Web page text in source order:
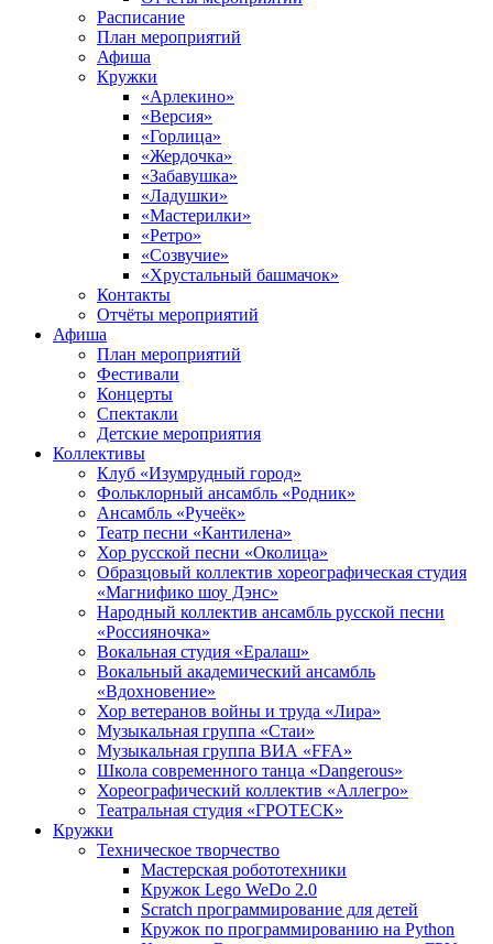
Расписание
План мероприятий
Афиша
Кружки
«Арлекино»
«Версия»
«Горлица»
«Жердочка»
«Забавушка»
«Ладушки»
«Мастерилки»
«Ретро»
«Созвучие»
«Хрустальный башмачок»
Контакты
Отчёты мероприятий
Афиша
План мероприятий
Фестивали
Концерты
Спектакли
Детские мероприятия
Коллективы
Клуб «Изумрудный город»
Фольклорный ансамбль «Родник»
Ансамбль «Ручеёк»
Театр песни «Кантилена»
Хор русской песни «Околица»
Образцовый коллектив хореографическая студия
«Магнифико шоу Дэнс»
Народный коллектив ансамбль русской песни
«Россияночка»
Вокальная студия «Ералаш»
Вокальный академический ансамбль
«Вдохновение»
Хор ветеранов войны и труда «Лира»
Музыкальная группа «Стаи»
Музыкальная группа ВИА «FFA»
Школа современного танца «Dangerous»
Хореографический коллектив «Аллегро»
Театральная студия «ГРОТЕСК»
Кружки
Техническое творчество
Мастерская робототехники
Кружок Lego WeDo 2.0
Scratch программирование для детей
Кружок по программированию на Python